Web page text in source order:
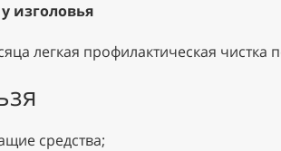
изголовья
легкая профилактическая чистка
средства;